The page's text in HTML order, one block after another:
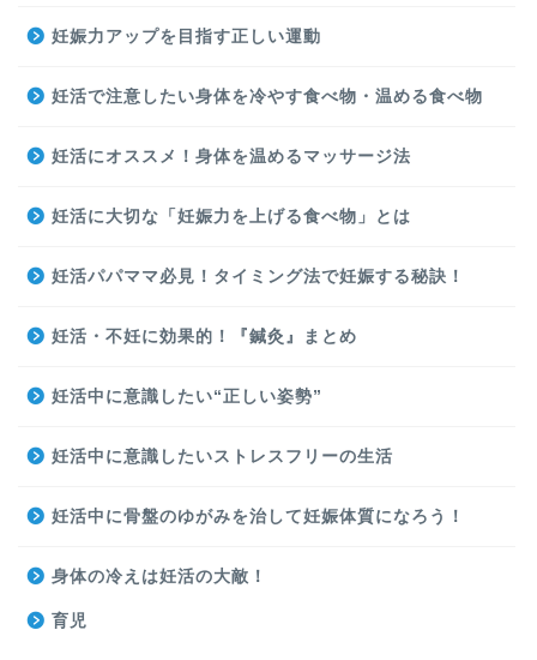
妊娠力アップを目指す正しい運動
妊活で注意したい身体を冷やす食べ物・温める食べ物
妊活にオススメ！身体を温めるマッサージ法
妊活に大切な「妊娠力を上げる食べ物」とは
妊活パパママ必見！タイミング法で妊娠する秘訣！
妊活・不妊に効果的！『鍼灸』まとめ
妊活中に意識したい“正しい姿勢”
妊活中に意識したいストレスフリーの生活
妊活中に骨盤のゆがみを治して妊娠体質になろう！
身体の冷えは妊活の大敵！
育児